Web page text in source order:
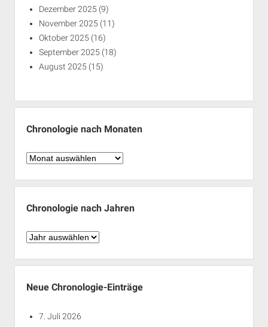
Dezember 2025 (9)
November 2025 (11)
Oktober 2025 (16)
September 2025 (18)
August 2025 (15)
Chronologie nach Monaten
Chronologie
Monaten
Chronologie nach Jahren
Chronologie
Jahren
Neue Chronologie-Einträge
7. Juli 2026